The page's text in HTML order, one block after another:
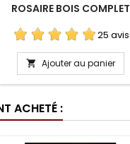
ROSAIRE BOIS COMPLET
25 avis
 Ajouter au panier
ACHETÉ :